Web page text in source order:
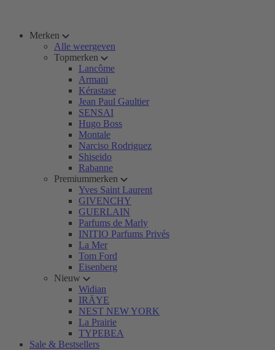
Merken
Alle weergeven
Topmerken
Lancôme
Armani
Kérastase
Jean Paul Gaultier
SENSAI
Hugo Boss
Montale
Narciso Rodriguez
Shiseido
Rabanne
Premiummerken
Yves Saint Laurent
GIVENCHY
GUERLAIN
Parfums de Marly
INITIO Parfums Privés
La Mer
Tom Ford
Eisenberg
Nieuw
Widian
IRÄYE
NEST NEW YORK
La Prairie
TYPEBEA
Sale & Bestsellers